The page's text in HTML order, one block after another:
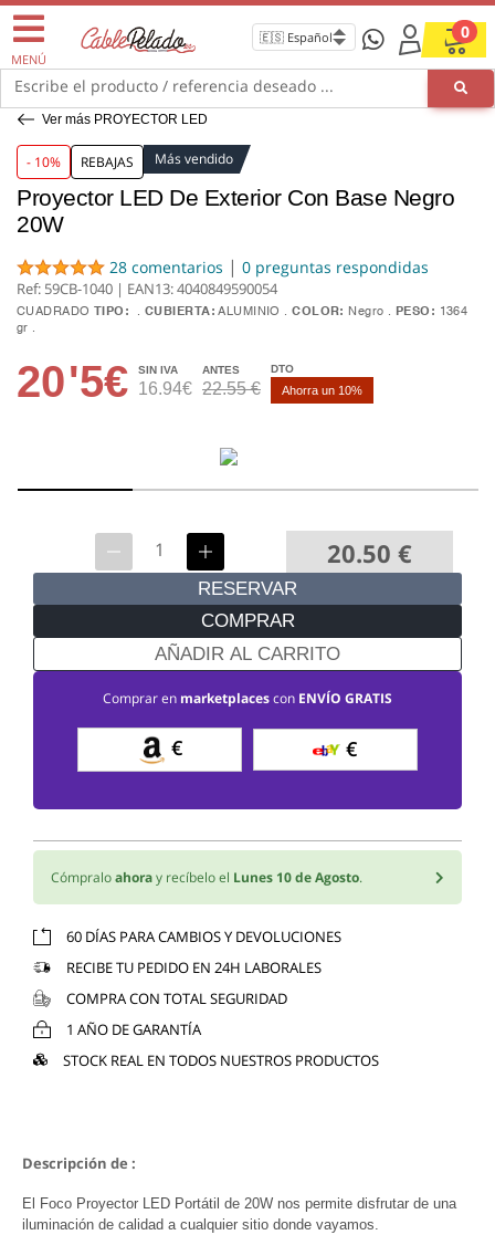
MENÚ
0
Escribe el producto / referencia deseado ...
Ver más PROYECTOR LED
- 10% REBAJAS Más vendido
Proyector LED De Exterior Con Base Negro
20W
28 comentarios | 0 preguntas respondidas
Ref: 59CB-1040 | EAN13:4040849590054
CUADRADO TIPO: CUBIERTA: ALUMINIO COLOR: Negro PESO: 1364
gr
20'5€ SIN IVA
16.94€
ANTES
22.55 €
DTO
Ahorra un 10%
20.50 €
RESERVAR
COMPRAR
AÑADIR AL CARRITO
Comprar en marketplacescon ENVÍO GRATIS
€ €
Cómpraloahoray recíbelo el Lunes 10 de Agosto.
60 DÍAS PARA CAMBIOS Y DEVOLUCIONES
RECIBE TU PEDIDO EN 24H LABORALES
COMPRA CON TOTAL SEGURIDAD
1 AÑO DE GARANTÍA
STOCK REAL EN TODOS NUESTROS PRODUCTOS
Descripción de :
El Foco Proyector LED Portátil de 20W nos permite disfrutar de una
iluminación de calidad a cualquier sitio donde vayamos.